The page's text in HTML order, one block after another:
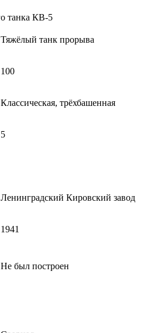
Тяжёлый танк прорыва
100
Классическая, трёхбашенная
5
Ленинградский Кировский завод
1941
Не был построен